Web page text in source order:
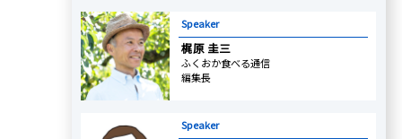
Speaker
梶原 圭三
ふくおか食べる通信
編集長
Speaker